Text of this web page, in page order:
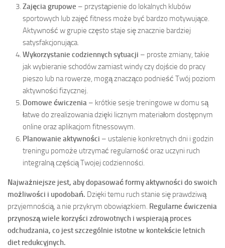
Zajęcia grupowe – przystąpienie do lokalnych klubów
sportowych lub zajęć fitness może być bardzo motywujące.
Aktywność w grupie często staje się znacznie bardziej
satysfakcjonująca.
Wykorzystanie codziennych sytuacji – proste zmiany, takie
jak wybieranie schodów zamiast windy czy dojście do pracy
pieszo lub na rowerze, mogą znacząco podnieść Twój poziom
aktywności fizycznej.
Domowe ćwiczenia – krótkie sesje treningowe w domu są
łatwe do zrealizowania dzięki licznym materiałom dostępnym
online oraz aplikacjom fitnessowym.
Planowanie aktywności – ustalenie konkretnych dni i godzin
treningu pomoże utrzymać regularność oraz uczyni ruch
integralną częścią Twojej codzienności.
Najważniejsze jest, aby dopasować formy aktywności do swoich
możliwości i upodobań. Dzięki temu ruch stanie się prawdziwą
przyjemnością, a nie przykrym obowiązkiem. Regularne ćwiczenia
przynoszą wiele korzyści zdrowotnych i wspierają proces
odchudzania, co jest szczególnie istotne w kontekście letnich
diet redukcyjnych.